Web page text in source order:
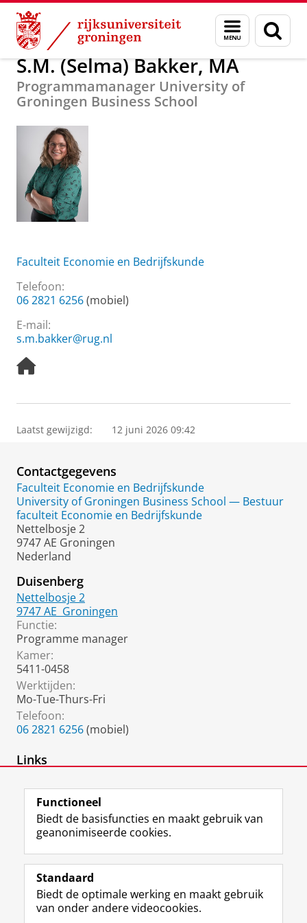
Skip
Content
Skip
Navigation
Menu
en
zoeken
Over ons S.M. (Selma) Bakker, MA
S.M. (Selma) Bakker, MA
Programmamanager University of
Groningen Business School
Faculteit Economie en Bedrijfskunde
Telefoon:
06 2821 6256(mobiel)
E-mail:
s.m.bakker@rug.nl
H
e
a
Laatst gewijzigd: 12 juni 2026 09:42
Contactgegevens
Faculteit Economie en Bedrijfskunde
University of Groningen Business School — Bestuur
faculteit Economie en Bedrijfskunde
Nettelbosje 2
9747 AE Groningen
Nederland
Duisenberg
Nettelbosje 2
9747 AE Groningen
Functie:
Programme manager
Kamer:
5411-0458
Werktijden:
Mo-Tue-Thurs-Fri
Telefoon:
06 2821 6256(mobiel)
Links
Volg de RUG
F
a
e
b
L
i
k
e
R
S
-
f
I
n
t
Y
o
T
Studiekiezers
Functioneel
Biedt de basisfuncties en maakt gebruik van
geanonimiseerde cookies.
Standaard
Biedt de optimale werking en maakt gebruik
van onder andere videocookies.